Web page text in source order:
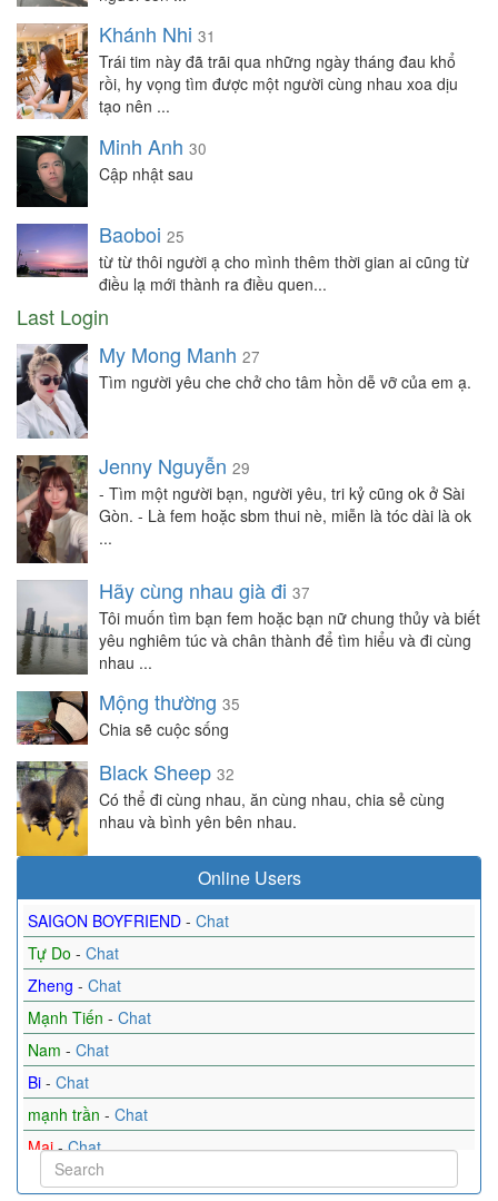
Khánh Nhi 31
Trái tim này đã trãi qua những ngày tháng đau khổ
rồi, hy vọng tìm được một người cùng nhau xoa dịu
tạo nên ...
Minh Anh 30
Cập nhật sau
Baoboi 25
từ từ thôi người ạ cho mình thêm thời gian ai cũng từ
điều lạ mới thành ra điều quen...
Last Login
My Mong Manh 27
Tìm người yêu che chở cho tâm hồn dễ vỡ của em ạ.
Jenny Nguyễn 29
- Tìm một người bạn, người yêu, tri kỷ cũng ok ở Sài
Gòn. - Là fem hoặc sbm thui nè, miễn là tóc dài là ok
...
Hãy cùng nhau già đi 37
Tôi muốn tìm bạn fem hoặc bạn nữ chung thủy và biết
yêu nghiêm túc và chân thành để tìm hiểu và đi cùng
nhau ...
Mộng thường 35
Chia sẽ cuộc sống
Black Sheep 32
Có thể đi cùng nhau, ăn cùng nhau, chia sẻ cùng
nhau và bình yên bên nhau.
Online Users
SAIGON BOYFRIEND - Chat
Tự Do - Chat
Zheng - Chat
Mạnh Tiến - Chat
Nam - Chat
Bi - Chat
mạnh trần - Chat
Mai-Chat
Tìm bạn-Chat